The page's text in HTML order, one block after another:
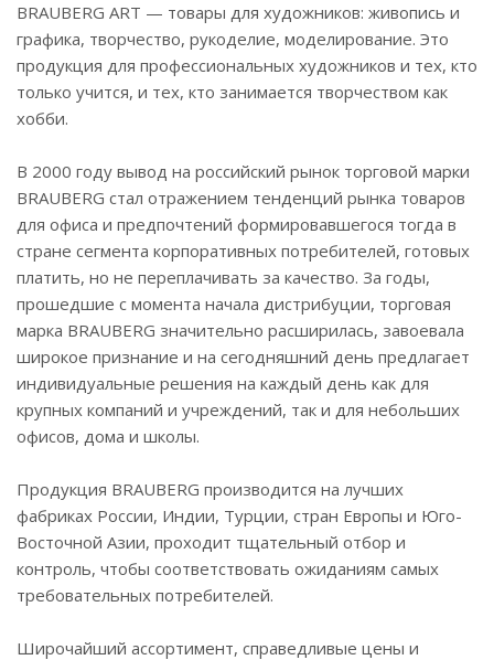
BRAUBERG ART — товары для художников: живопись и
графика, творчество, рукоделие, моделирование. Это
продукция для профессиональных художников и тех, кто
только учится, и тех, кто занимается творчеством как
хобби.
В 2000 году вывод на российский рынок торговой марки
BRAUBERG стал отражением тенденций рынка товаров
для офиса и предпочтений формировавшегося тогда в
стране сегмента корпоративных потребителей, готовых
платить, но не переплачивать за качество. За годы,
прошедшие с момента начала дистрибуции, торговая
марка BRAUBERG значительно расширилась, завоевала
широкое признание и на сегодняшний день предлагает
индивидуальные решения на каждый день как для
крупных компаний и учреждений, так и для небольших
офисов, дома и школы.
Продукция BRAUBERG производится на лучших
фабриках России, Индии, Турции, стран Европы и Юго-
Восточной Азии, проходит тщательный отбор и
контроль, чтобы соответствовать ожиданиям самых
требовательных потребителей.
Широчайший ассортимент, справедливые цены и